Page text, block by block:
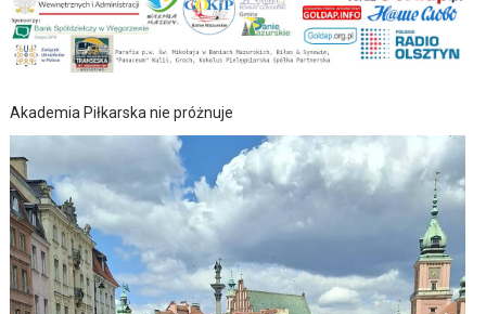
Akademia Piłkarska nie próżnuje